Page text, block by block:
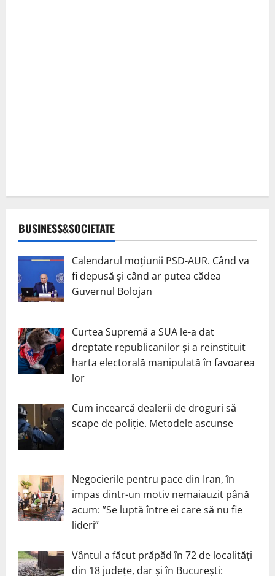
BUSINESS&SOCIETATE
Calendarul moțiunii PSD-AUR. Când va
fi depusă și când ar putea cădea
Guvernul Bolojan
Curtea Supremă a SUA le-a dat
dreptate republicanilor și a reinstituit
harta electorală manipulată în favoarea
lor
Cum încearcă dealerii de droguri să
scape de poliție. Metodele ascunse
Negocierile pentru pace din Iran, în
impas dintr-un motiv nemaiauzit până
acum: ”Se luptă între ei care să nu fie
lideri”
Vântul a făcut prăpăd în 72 de localități
din 18 județe, dar și în București: